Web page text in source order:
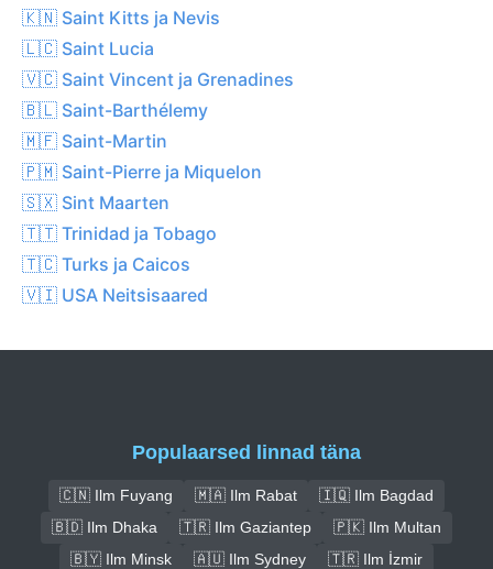
🇰🇳 Saint Kitts ja Nevis
🇱🇨 Saint Lucia
🇻🇨 Saint Vincent ja Grenadines
🇧🇱 Saint-Barthélemy
🇲🇫 Saint-Martin
🇵🇲 Saint-Pierre ja Miquelon
🇸🇽 Sint Maarten
🇹🇹 Trinidad ja Tobago
🇹🇨 Turks ja Caicos
🇻🇮 USA Neitsisaared
Populaarsed linnad täna
🇨🇳 Ilm Fuyang 🇲🇦 Ilm Rabat
🇮🇶 Ilm Bagdad
🇧🇩 Ilm Dhaka
🇹🇷 Ilm Gaziantep
🇵🇰 Ilm Multan
🇧🇾 Ilm Minsk
🇦🇺 Ilm Sydney
🇹🇷 Ilm İzmir